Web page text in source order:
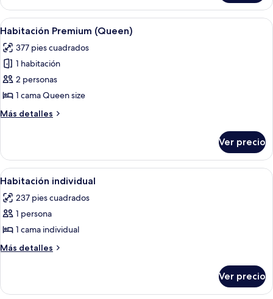
Queen
Room
Abrir
todas
las
fotos
de
Habitación
Premium
(Queen)
Habitación de hotel con cama,
6
Habitación Premium (Queen)
377 pies cuadrados
1 habitación
2 personas
1 cama Queen size
Más detalles
Más
Premium
(Queen)
Ver precio
Abrir
todas
las
fotos
de
Habitación
Habitación de hotel con una cama
2
Habitación individual
237 pies cuadrados
1 persona
1 cama individual
Más detalles
Más
individual
Ver precio